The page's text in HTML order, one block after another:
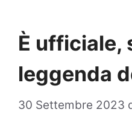
È ufficiale,
leggenda
30 Settembre 2023